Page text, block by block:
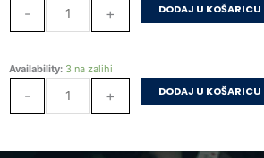
- + DODAJ U KOŠARICU
Availability: 3 na zalihi
-
Studio
+ DODAJ U KOŠARICU